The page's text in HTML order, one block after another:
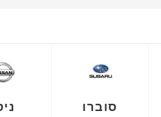
סוברו